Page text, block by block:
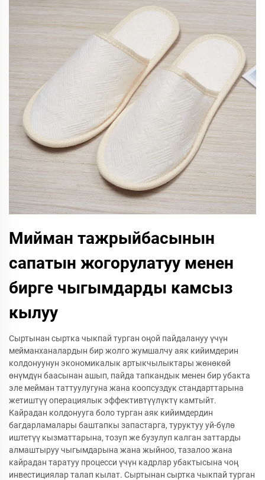
Мийман тажрыйбасынын
сапатын жогорулатуу менен
бирге чыгымдарды камсыз
кылуу
Сыртынан сыртка чыкпай турган оңой пайдалануу үчүн
мейманханалардын бир жолго жумшалчу аяк кийимдерин
колдонуунун экономикалык артыкчылыктары жөнөкөй
өнүмдүн баасынан ашып, пайда тапкандык менен бир убакта
эле мейман таттуулугуна жана коопсуздук стандарттарына
жетиштүү операциялык эффективтүүлүктү камтыйт.
Кайрадан колдонууга боло турган аяк кийимдердин
багдарламалары баштапкы запастарга, туруктуу уй-бүлө
иштетүү кызматтарына, тозуп же бузулуп калган заттарды
алмаштыруу чыгымдарына жана жыйноо, тазалоо жана
кайрадан таратуу процесси үчүн кадрлар убактысына чоң
инвестициялар талап кылат. Сыртынан сыртка чыкпай турган